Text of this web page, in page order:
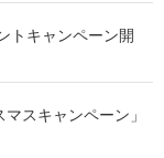
トキャンペーン開
スキャンペーン」